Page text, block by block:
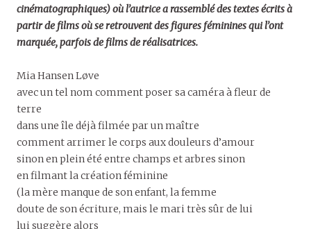
cinématographiques) où l’autrice a rassemblé des textes écrits à
partir de films où se retrouvent des figures féminines qui l’ont
marquée, parfois de films de réalisatrices.
Mia Hansen Løve
avec un tel nom comment poser sa caméra à fleur de
terre
dans une île déjà filmée par un maître
comment arrimer le corps aux douleurs d’amour
sinon en plein été entre champs et arbres sinon
en filmant la création féminine
(la mère manque de son enfant, la femme
doute de son écriture, mais le mari très sûr de lui
lui suggère alors